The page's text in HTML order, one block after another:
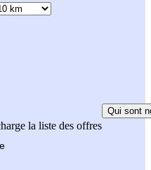
la liste des offres
Qui sont